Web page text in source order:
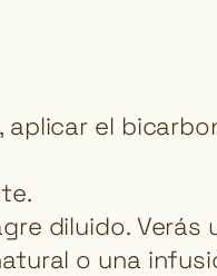
aplicar el
diluido.
o una